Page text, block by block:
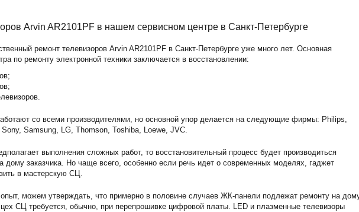
Arvin AR2101PF в нашем сервисном центре в Санкт-Петербурге
ремонт телевизоров Arvin AR2101PF в Санкт-Петербурге уже много лет. Основная
по ремонту электронной техники заключается в восстановлении:
со всеми производителями, но основной упор делается на следующие фирмы: Philips,
Samsung, LG, Thomson, Toshiba, Loewe, JVC.
выполнения сложных работ, то восстановительный процесс будет производиться
дому заказчика. Но чаще всего, особенно если речь идет о современных моделях, гаджет
в мастерскую СЦ.
опыт, можем утверждать, что примерно в половине случаев ЖК-панели подлежат ремонту на
цех СЦ требуется, обычно, при перепрошивке цифровой платы. LED и плазменные телевизоры